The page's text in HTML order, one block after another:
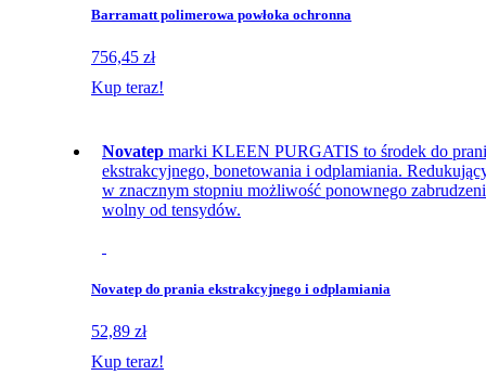
Barramatt polimerowa powłoka ochronna
756,45 zł
Kup teraz!
Novatep marki KLEEN PURGATIS to środek do
ekstrakcyjnego, bonetowania i odplamiania.
w znacznym stopniu możliwość ponownego
wolny od tensydów.
Novatep do prania ekstrakcyjnego i odplamiania
52,89 zł
Kup teraz!